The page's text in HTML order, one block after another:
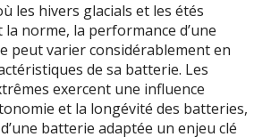
les hivers glacials et les étés
norme, la performance d’une
peut varier considérablement en
de sa batterie. Les
exercent une influence
et la longévité des batteries,
batterie adaptée un enjeu clé